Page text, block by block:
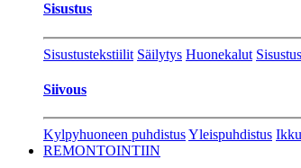
Sisustus
Sisustustekstiilit Säilytys Huonekalut
Siivous
Kylpyhuoneen puhdistusYleispuhdistus
REMONTOINTIIN